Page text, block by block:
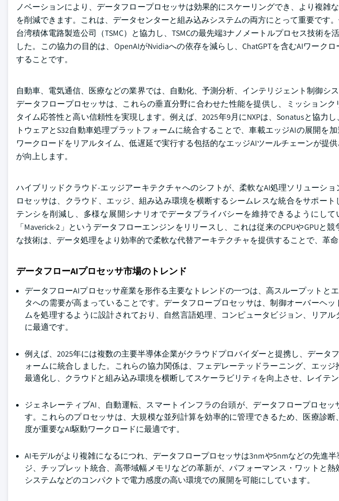
ノベーションにより、データフロープロセッサは効果的にスケーリングでき、より複雑
を削減できます。これは、データセンターと組み込みシステムの両方にとって重要です
台湾積体電路製造公司（TSMC）と協力し、TSMCの最先端3ナノメートルプロセス技術を
した。この協力の目的は、OpenAIがNvidiaへの依存を減らし、ChatGPTを含むAIワーク
することです。
自動車、電気通信、医療などの業界では、自動化、予測分析、インテリジェント制御シ
データフロープロセッサは、これらの垂直分野に合わせた性能を提供し、ミッション
タイム応答性と高い信頼性を実現します。例えば、2025年9月にNXPは、Sonatusと協力し
トウェアとS32自動車処理プラットフォームに統合することで、車載エッジAIの展開を
ワークロードをリアルタイム、低遅延で実行する包括的なエッジAIツールチェーンが提
が向上します。
ハイブリッドクラウド-エッジアーキテクチャへのシフトが、柔軟なAI処理ソリューシ
ロセッサは、クラウド、エッジ、組み込み環境を横断するシームレスな統合をサポー
テンシを削減し、多様な展開シナリオでデータプライバシーを維持できるようにして
「Maverick-2」というデータフローエンジンをリリースし、これは従来のCPUやGPUと
な技術は、データ処理をより効率的で柔軟な代替アーキテクチャを提供することで、革
データフローAIプロセッサ市場のトレンド
データフローAIプロセッサ産業を形作る主要なトレンドの一つは、高スループットと
タへの需要が高まっていることです。データフロープロセッサは、制御オーバーヘ
ムを処理するように設計されており、自然言語処理、コンピュータビジョン、リア
に最適です。
例えば、2025年には複数の主要半導体企業がクラウドプロバイダーと提携し、データ
ォームに統合しました。これらの協力関係は、フェデレーテッドラーニング、エッ
最適化し、クラウドと組み込み環境を横断してスケーラビリティを向上させ、レイテ
ジェネレーティブAI、自動運転、スマートインフラの台頭が、データフロープロセ
す。これらのプロセッサは、大規模な並列計算を効率的に管理できるため、医療診
度が重要なAI駆動ワークロードに最適です。
AIモデルがより複雑になるにつれ、データフロープロセッサは3nmや5nmなどの先進
ジ、チップレット統合、高帯域幅メモリなどの革新が、パフォーマンス・ワットと
システムなどのコンパクトで電力感度の高い環境での展開を可能にしています。